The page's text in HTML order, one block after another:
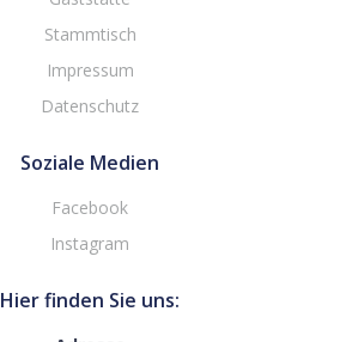
Stammtisch
Impressum
Datenschutz
Soziale Medien
Facebook
Instagram
Hier finden Sie uns: